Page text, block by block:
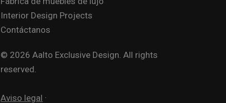
Interior Design Projects
Contáctanos
© 2026 Aalto Exclusive Design. All rights
reserved.
Aviso legal ·